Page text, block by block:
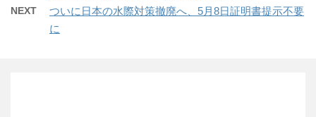
NEXT
ついに日本の水際対策撤廃へ、5月8日証明書提示不要
に